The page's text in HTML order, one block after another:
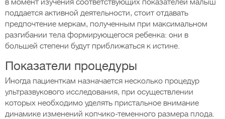
в момент изучения соответствующих показателей малыш
поддается активной деятельности, стоит отдавать
предпочтение меркам, полученным при максимальном
разгибании тела формирующегося ребенка: они в
большей степени будут приближаться к истине.
Показатели процедуры
Иногда пациенткам назначается несколько процедур
ультразвукового исследования, при осуществлении
которых необходимо уделять пристальное внимание
динамике изменений копчико-теменного размера плода.